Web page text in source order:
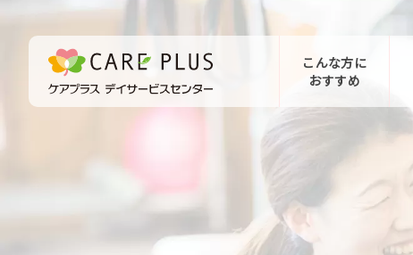
こんな方に
おすすめ
お問い合わせ